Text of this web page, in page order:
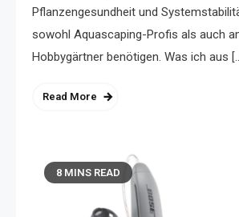
Pflanzengesundheit und
sowohl Aquascaping-Profis als auch
Hobbygärtner benötigen. Was ich aus
Read More
8 MINS READ